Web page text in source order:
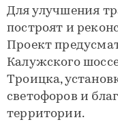
Для улучшения
построят и
Проект
Калужского
Троицка,
светофоров и
территории.